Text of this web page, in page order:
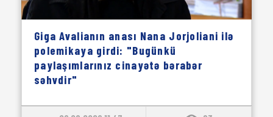
Giga Avalianın anası Nana Jorjoliani ilə
polemikaya girdi: "Bugünkü
paylaşımlarınız cinayətə bərabər
səhvdir"